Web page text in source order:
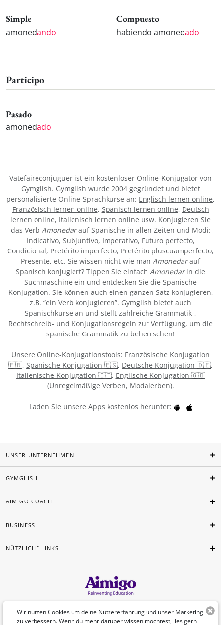
Simple
amonedando
Compuesto
habiendo amonedado
Participo
Pasado
amonedado
Vatefaireconjuguer ist ein kostenloser Online-Konjugator von
Gymglish. Gymglish wurde 2004 gegründet und bietet
personalisierte Online-Sprachkurse an: Englisch lernen online,
Französisch lernen online, Spanisch lernen online, Deutsch
lernen online, Italienisch lernen online usw. Konjugieren Sie
das Verb Amonedarauf Spanische in allen Zeiten und Modi:
Indicativo, Subjuntivo, Imperativo, Futuro perfecto,
Condicional, Pretérito imperfecto, Pretérito pluscuamperfecto,
Presente, etc. Sie wissen nicht wie man Amonedarauf
Spanisch konjugiert? Tippen Sie einfach Amonedarin die
Suchmaschine ein und entdecken Sie die Spanische
Konjugation. Sie können auch einen ganzen Satz konjugieren,
z.B. “ein Verb konjugieren”. Gymglish bietet auch
Spanischkurse an und stellt zahlreiche Grammatik-,
Rechtschreib- und Konjugationsregeln zur Verfügung, um die
spanische Grammatik zu beherrschen!
Unsere Online-Konjugationstools: Französische Konjugation
🇫🇷, Spanische Konjugation 🇪🇸, Deutsche Konjugation 🇩🇪,
Italienische Konjugation 🇮🇹, Englische Konjugation 🇬🇧
(Unregelmäßige Verben, Modalerben).
Laden Sie unsere Apps kostenlos herunter:
Wir nutzen Cookies um deine Nutzererfahrung und unser Marketing
zu verbessern. Wenn du mehr darüber wissen möchtest, lies gern
UNSER UNTERNEHMEN
GYMGLISH
AIMIGO COACH
BUSINESS
NÜTZLICHE LINKS
Deutsch